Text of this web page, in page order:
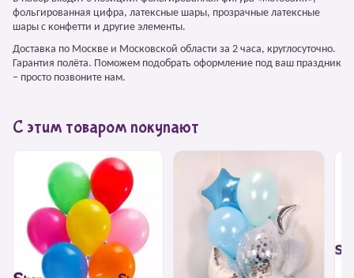
фольгированная цифра, латексные шары, прозрачные латексные
шары с конфетти и другие элементы.
Доставка по Москве и Московской области за 2 часа, круглосуточно.
Гарантия полёта. Поможем подобрать оформление под ваш праздник
– просто позвоните нам.
С этим товаром покупают